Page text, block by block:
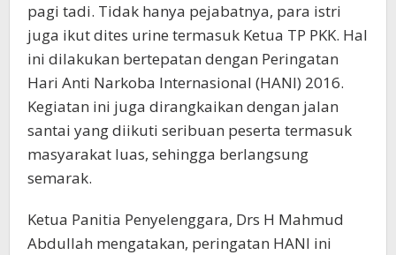
pagi tadi. Tidak hanya pejabatnya, para istri
juga ikut dites urine termasuk Ketua TP PKK. Hal
ini dilakukan bertepatan dengan Peringatan
Hari Anti Narkoba Internasional (HANI) 2016.
Kegiatan ini juga dirangkaikan dengan jalan
santai yang diikuti seribuan peserta termasuk
masyarakat luas, sehingga berlangsung
semarak.
Ketua Panitia Penyelenggara, Drs H Mahmud
Abdullah mengatakan, peringatan HANI ini